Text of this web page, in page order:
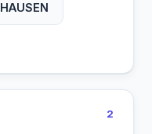
HAUSEN
2